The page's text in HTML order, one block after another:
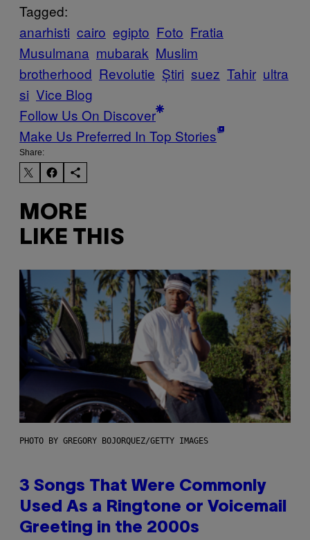
Tagged:
anarhisti cairo egipto Foto Fratia
Musulmana mubarak Muslim
brotherhood Revolutie Știri suez Tahir ultra
si Vice Blog
Follow Us On Discover
Make Us Preferred In Top Stories
Share:
MORE
LIKE THIS
PHOTO BY GREGORY BOJORQUEZ/GETTY IMAGES
3 Songs That Were Commonly
Used As a Ringtone or Voicemail
Greeting in the 2000s